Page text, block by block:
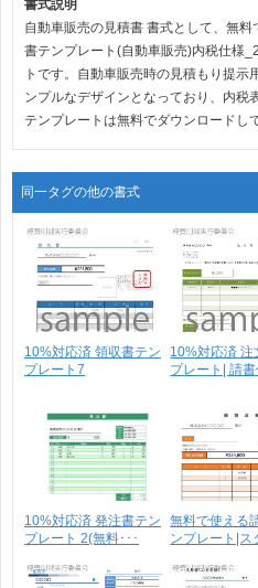
書式説明
自動車販売の見積書 書式として、無
書テンプレート(自動車販売)内税仕様
トです。自動車販売時の見積もり提示
ンプルなデザインとなっており、内税
テンプレートは無料でダウンロードし
同一タグの他の書式
10%対応済 領収書テン
プレート7
10%対応済 注
プレート| 請書
10%対応済 発注書テン
プレート 2(無料･･･
無料で使える
ンプレート|ス